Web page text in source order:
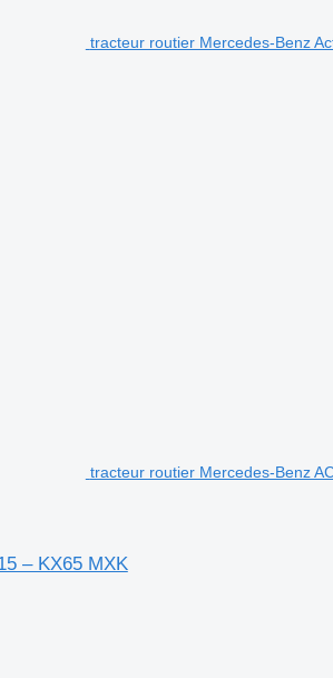
tracteur routier Mercedes-Benz
tracteur routier Mercedes-Benz
– KX65 MXK